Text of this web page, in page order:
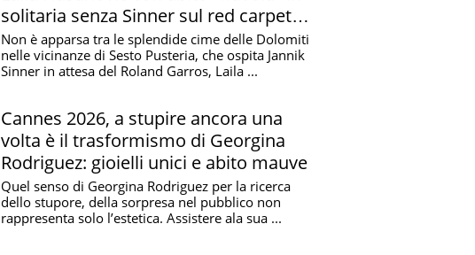
solitaria senza Sinner sul red carpet di
Cannes
Non è apparsa tra le splendide cime delle Dolomiti
nelle vicinanze di Sesto Pusteria, che ospita Jannik
Sinner in attesa del Roland Garros, Laila ...
Cannes 2026, a stupire ancora una
volta è il trasformismo di Georgina
Rodriguez: gioielli unici e abito mauve
Quel senso di Georgina Rodriguez per la ricerca
dello stupore, della sorpresa nel pubblico non
rappresenta solo l’estetica. Assistere ala sua ...